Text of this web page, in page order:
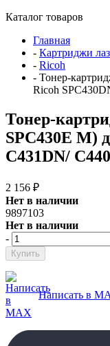
Каталог товаров
Главная
- Картриджи
- Ricoh
- Тонер-
Ricoh
Тонер-
SPC430E M)
C431DN/
2 156 ₽
Нет в наличии
9897103
Нет в наличии
-
Написать в